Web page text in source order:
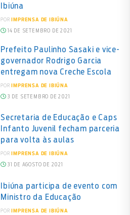
Ibiúna
POR IMPRENSA DE IBIÚNA
14 DE SETEMBRO DE 2021
Prefeito Paulinho Sasaki e vice-
governador Rodrigo Garcia
entregam nova Creche Escola
POR IMPRENSA DE IBIÚNA
3 DE SETEMBRO DE 2021
Secretaria de Educação e Caps
Infanto Juvenil fecham parceria
para volta às aulas
POR IMPRENSA DE IBIÚNA
31 DE AGOSTO DE 2021
Ibiúna participa de evento com
Ministro da Educação
POR IMPRENSA DE IBIÚNA